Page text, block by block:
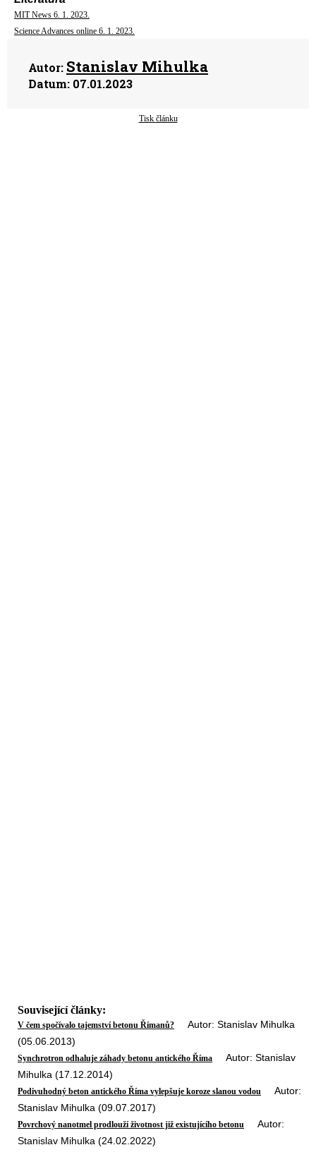
MIT News 6. 1. 2023.
Science Advances online 6. 1. 2023.
Autor: Stanislav Mihulka
Datum: 07.01.2023
Tisk článku
Související články:
V čem spočívalo tajemství betonu Římanů? Autor: Stanislav Mihulka
(05.06.2013)
Synchrotron odhaluje záhady betonu antického Říma Autor: Stanislav
Mihulka (17.12.2014)
Podivuhodný beton antického Říma vylepšuje koroze slanou vodou
Autor:
Stanislav Mihulka (09.07.2017)
Povrchový nanotmel prodlouží životnost již existujícího betonu
Autor:
Stanislav Mihulka (24.02.2022)